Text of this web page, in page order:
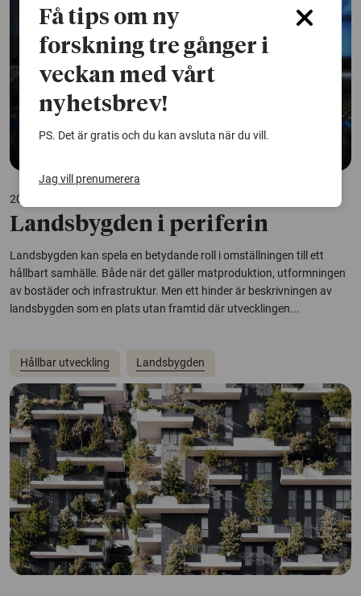
20 november 2015
Landsbygden i periferin
Landsbygden kan spela en betydande roll i omställningen till ett
hållbart samhälle. Både när det gäller matproduktion, utformningen
av bostäder och infrastruktur. Men ett hinder är beskrivningen av
landsbygden som en plats utan framtid där utvecklingen...
Hållbar utveckling Landsbygden
Få tips om ny
forskning tre gånger i
veckan med vårt
nyhetsbrev!
PS. Det är gratis och du kan avsluta när du vill.
Jag vill prenumerera